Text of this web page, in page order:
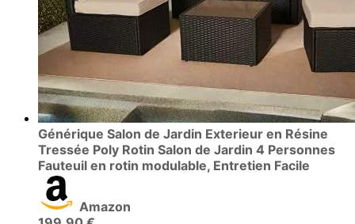
Générique Salon de Jardin Exterieur en Résine
Tressée Poly Rotin Salon de Jardin 4 Personnes
Fauteuil en rotin modulable, Entretien Facile
Amazon